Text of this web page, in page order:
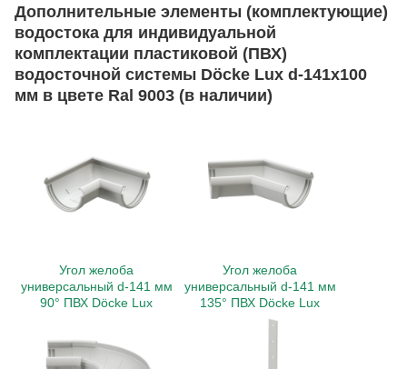
Дополнительные элементы (комплектующие)
водостока для индивидуальной
комплектации пластиковой (ПВХ)
водосточной системы Döcke Lux d-141x100
мм в цвете Ral 9003 (в наличии)
Угол желоба
универсальный d-141 мм
90° ПВХ Döcke Lux
Угол желоба
универсальный d-141 мм
135° ПВХ Döcke Lux